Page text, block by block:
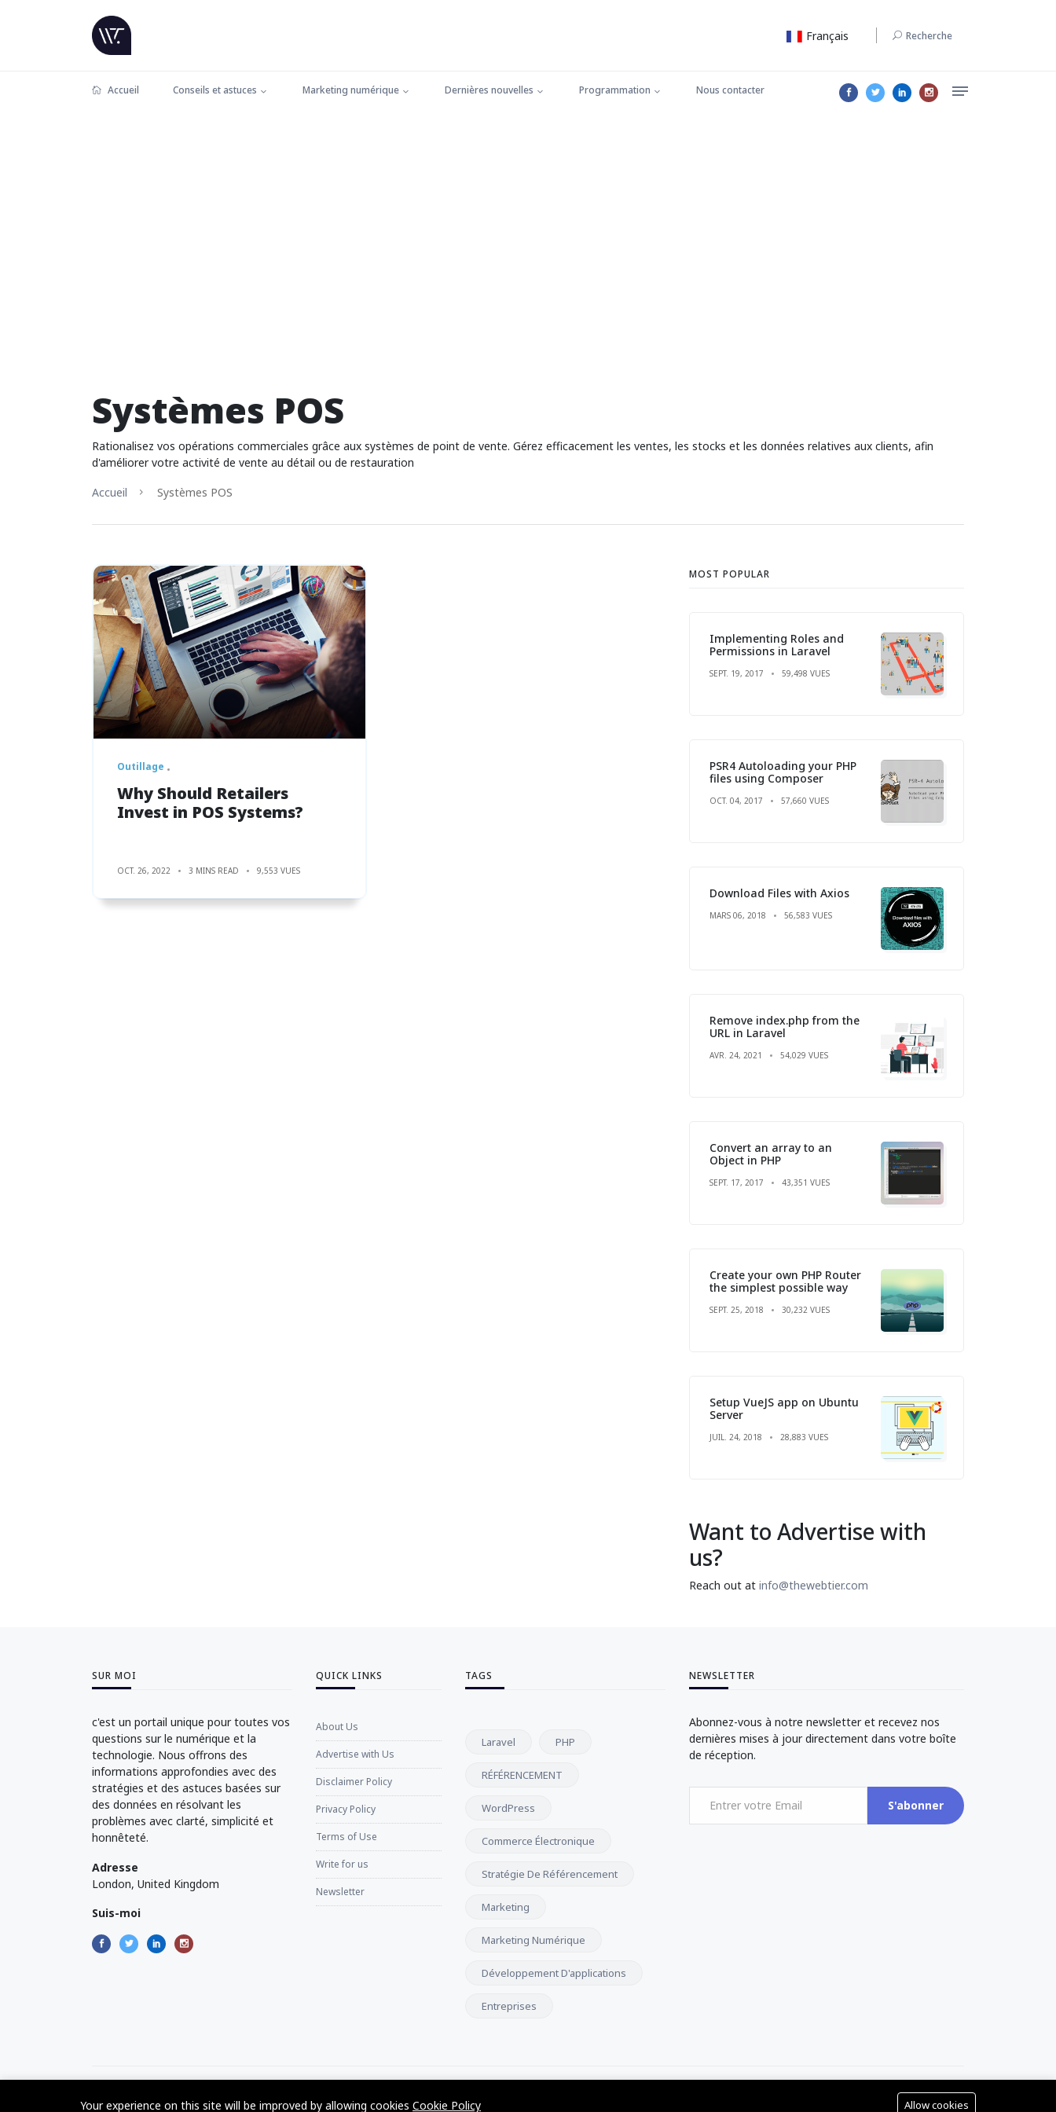
Français Recherche
Accueil Conseils et astuces Marketing numérique Dernières nouvelles Programmation Nous contacter
Systèmes POS
Rationalisez vos opérations commerciales grâce aux systèmes de point de vente. Gérez efficacement les ventes, les stocks et les données relatives aux clients, afin
d'améliorer votre activité de vente au détail ou de restauration
Accueil
Systèmes POS
Outillage
Why Should Retailers
Invest in POS Systems?
OCT. 26, 2022 3 MINS READ 9,553 VUES
MOST POPULAR
Implementing Roles and
Permissions in Laravel
SEPT. 19, 2017 59,498 VUES
PSR4 Autoloading your PHP
files using Composer
OCT. 04, 2017 57,660 VUES
Download Files with Axios
MARS 06, 2018 56,583 VUES
Remove index.php from the
URL in Laravel
AVR. 24, 2021 54,029 VUES
Convert an array to an
Object in PHP
SEPT. 17, 2017 43,351 VUES
Create your own PHP Router
the simplest possible way
SEPT. 25, 2018 30,232 VUES
Setup VueJS app on Ubuntu
Server
JUIL. 24, 2018 28,883 VUES
Want to Advertise with
us?
Reach out at info@thewebtier.com
SUR MOI
c'est un portail unique pour toutes vos
questions sur le numérique et la
technologie. Nous offrons des
informations approfondies avec des
stratégies et des astuces basées sur
des données en résolvant les
problèmes avec clarté, simplicité et
honnêteté.
Adresse
London, United Kingdom
Suis-moi
QUICK LINKS
About Us
Advertise with Us
Disclaimer Policy
Privacy Policy
Terms of Use
Write for us
Newsletter
TAGS
Laravel PHP
RÉFÉRENCEMENT
WordPress
Commerce Électronique
Stratégie De Référencement
Marketing
Marketing Numérique
Développement D'applications
Entreprises
NEWSLETTER
Abonnez-vous à notre newsletter et recevez nos
dernières mises à jour directement dans votre boîte
de réception.
S'abonner
Your experience on this site will be improved by allowing cookies Cookie Policy Allow cookies